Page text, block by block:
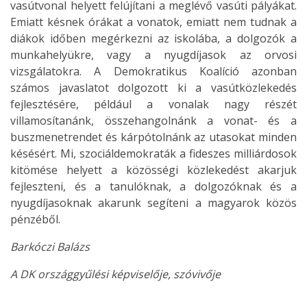
vasútvonal helyett felújítani a meglévő vasúti pályákat.
Emiatt késnek órákat a vonatok, emiatt nem tudnak a
diákok időben megérkezni az iskolába, a dolgozók a
munkahelyükre, vagy a nyugdíjasok az orvosi
vizsgálatokra. A Demokratikus Koalíció azonban
számos javaslatot dolgozott ki a vasútközlekedés
fejlesztésére, például a vonalak nagy részét
villamosítanánk, összehangolnánk a vonat- és a
buszmenetrendet és kárpótolnánk az utasokat minden
késésért. Mi, szociáldemokraták a fideszes milliárdosok
kitömése helyett a közösségi közlekedést akarjuk
fejleszteni, és a tanulóknak, a dolgozóknak és a
nyugdíjasoknak akarunk segíteni a magyarok közös
pénzéből.
Barkóczi Balázs
A DK országgyűlési képviselője, szóvivője